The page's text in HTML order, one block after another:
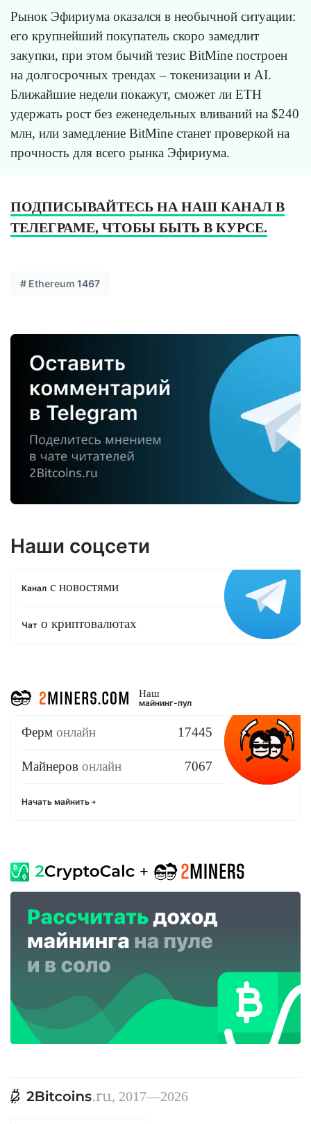
Рынок Эфириума оказался в необычной ситуации:
его крупнейший покупатель скоро замедлит
закупки, при этом бычий тезис BitMine построен
на долгосрочных трендах – токенизации и AI.
Ближайшие недели покажут, сможет ли ETH
удержать рост без еженедельных вливаний на $240
млн, или замедление BitMine станет проверкой на
прочность для всего рынка Эфириума.
ПОДПИСЫВАЙТЕСЬ НА НАШ КАНАЛ В
ТЕЛЕГРАМЕ, ЧТОБЫ БЫТЬ В КУРСЕ.
# Ethereum 1467
Наши соцсети
Канал с новостями
Чат о криптовалютах
Наш
майнинг-пул
Ферм онлайн 17445
Майнеров онлайн 7067
Начать майнить
, 2017—2026